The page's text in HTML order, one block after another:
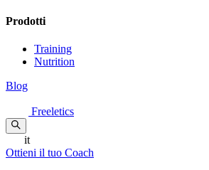
Prodotti
Training
Nutrition
Blog
Freeletics
it
Ottieni il tuo Coach